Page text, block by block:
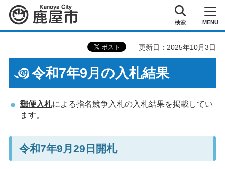
鹿屋市 検索 MENU
更新日：2025年10月3日
令和7年9月の入札結果
郵便入札による指名競争入札の入札結果を掲載してい
ます。
令和7年9月29日開札